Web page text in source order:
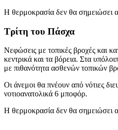
Η θερμοκρασία δεν θα σημειώσει
Τρίτη του Πάσχα
Νεφώσεις με τοπικές βροχές και
κεντρικά και τα βόρεια. Στα
με πιθανότητα ασθενών τοπικών
Οι άνεμοι θα πνέουν από νότιες
νοτιοανατολικά 6 μποφόρ.
Η θερμοκρασία δεν θα σημειώσει